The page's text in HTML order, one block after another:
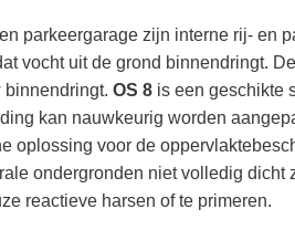
parkeergarage zijn interne rij- en
vocht uit de grond binnendringt.
binnendringt. OS 8 is een geschikte
kan nauwkeurig worden
oplossing voor de
ondergronden niet volledig
reactieve harsen of te primeren.